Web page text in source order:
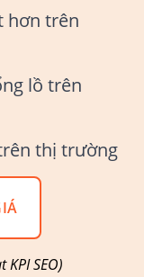
hơn trên
lồ trên
thị trường
SEO)